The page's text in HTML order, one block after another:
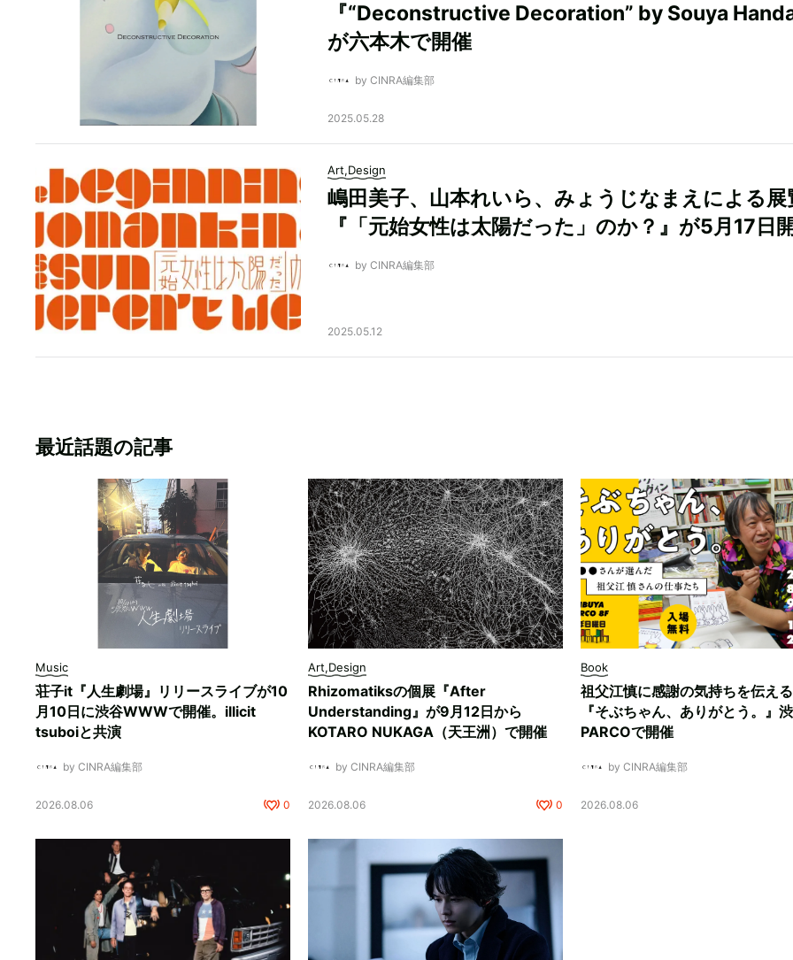
『“Deconstructive Decoration” by Souya
が六本木で開催
by CINRA編集部
2025.05.28
Art,Design
嶋田美子、山本れいら、みょうじなまえによる展
『「元始女性は太陽だった」のか？』が5月17日
by CINRA編集部
2025.05.12
最近話題の記事
Music
荘子it『人生劇場』リリースライブが10
月10日に渋谷WWWで開催。illicit
tsuboiと共演
by CINRA編集部
2026.08.06 0
Art,Design
Rhizomatiksの個展『After
Understanding』が9月12日から
KOTARO NUKAGA（天王洲）で開催
by CINRA編集部
2026.08.06 0
Book
祖父江慎に感謝の気持ちを伝え
『そぶちゃん、ありがとう。』
PARCOで開催
by CINRA編集部
2026.08.06